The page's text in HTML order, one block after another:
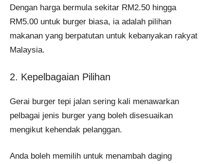
Dengan harga bermula sekitar RM2.50 hingga
RM5.00 untuk burger biasa, ia adalah pilihan
makanan yang berpatutan untuk kebanyakan rakyat
Malaysia.
2. Kepelbagaian Pilihan
Gerai burger tepi jalan sering kali menawarkan
pelbagai jenis burger yang boleh disesuaikan
mengikut kehendak pelanggan.
Anda boleh memilih untuk menambah daging